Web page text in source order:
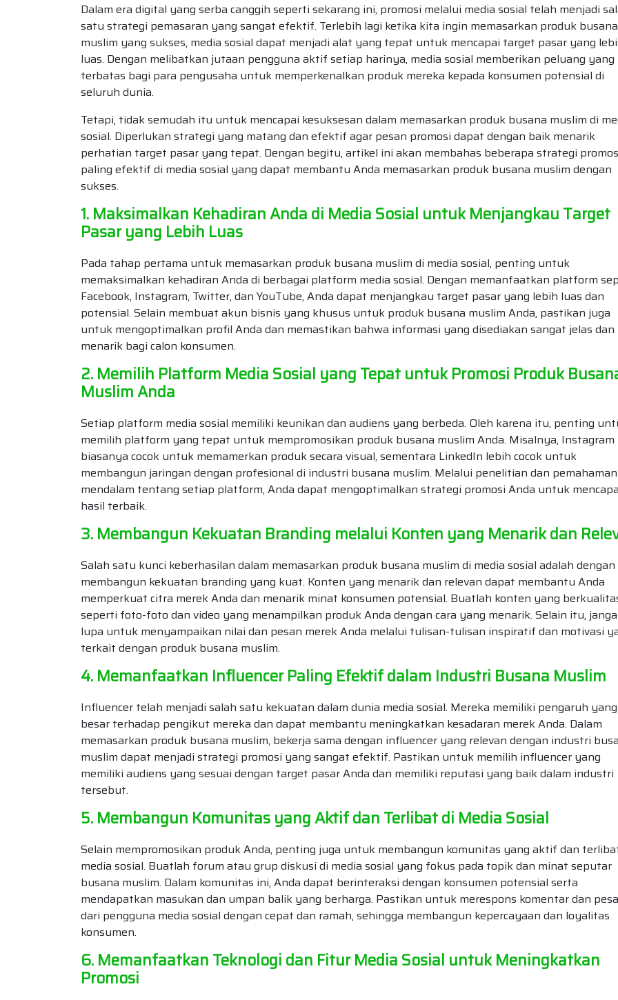
Dalam era digital yang serba canggih seperti sekarang ini, promosi melalui media sosial telah menjadi
satu strategi pemasaran yang sangat efektif. Terlebih lagi ketika kita ingin memasarkan produk busana
muslim yang sukses, media sosial dapat menjadi alat yang tepat untuk mencapai target pasar yang
luas. Dengan melibatkan jutaan pengguna aktif setiap harinya, media sosial memberikan peluang
terbatas bagi para pengusaha untuk memperkenalkan produk mereka kepada konsumen potensial di
seluruh dunia.
Tetapi, tidak semudah itu untuk mencapai kesuksesan dalam memasarkan produk busana muslim di
sosial. Diperlukan strategi yang matang dan efektif agar pesan promosi dapat dengan baik menarik
perhatian target pasar yang tepat. Dengan begitu, artikel ini akan membahas beberapa strategi
paling efektif di media sosial yang dapat membantu Anda memasarkan produk busana muslim dengan
sukses.
1. Maksimalkan Kehadiran Anda di Media Sosial untuk Menjangkau Target
Pasar yang Lebih Luas
Pada tahap pertama untuk memasarkan produk busana muslim di media sosial, penting untuk
memaksimalkan kehadiran Anda di berbagai platform media sosial. Dengan memanfaatkan platform
Facebook, Instagram, Twitter, dan YouTube, Anda dapat menjangkau target pasar yang lebih luas dan
potensial. Selain membuat akun bisnis yang khusus untuk produk busana muslim Anda, pastikan juga
untuk mengoptimalkan profil Anda dan memastikan bahwa informasi yang disediakan sangat jelas dan
menarik bagi calon konsumen.
2. Memilih Platform Media Sosial yang Tepat untuk Promosi Produk
Muslim Anda
Setiap platform media sosial memiliki keunikan dan audiens yang berbeda. Oleh karena itu, penting
memilih platform yang tepat untuk mempromosikan produk busana muslim Anda. Misalnya, Instagram
biasanya cocok untuk memamerkan produk secara visual, sementara LinkedIn lebih cocok untuk
membangun jaringan dengan profesional di industri busana muslim. Melalui penelitian dan pemahaman
mendalam tentang setiap platform, Anda dapat mengoptimalkan strategi promosi Anda untuk
hasil terbaik.
3. Membangun Kekuatan Branding melalui Konten yang Menarik dan
Salah satu kunci keberhasilan dalam memasarkan produk busana muslim di media sosial adalah dengan
membangun kekuatan branding yang kuat. Konten yang menarik dan relevan dapat membantu Anda
memperkuat citra merek Anda dan menarik minat konsumen potensial. Buatlah konten yang
seperti foto-foto dan video yang menampilkan produk Anda dengan cara yang menarik. Selain itu,
lupa untuk menyampaikan nilai dan pesan merek Anda melalui tulisan-tulisan inspiratif dan motivasi
terkait dengan produk busana muslim.
4. Memanfaatkan Influencer Paling Efektif dalam Industri Busana Muslim
Influencer telah menjadi salah satu kekuatan dalam dunia media sosial. Mereka memiliki pengaruh yang
besar terhadap pengikut mereka dan dapat membantu meningkatkan kesadaran merek Anda. Dalam
memasarkan produk busana muslim, bekerja sama dengan influencer yang relevan dengan industri
muslim dapat menjadi strategi promosi yang sangat efektif. Pastikan untuk memilih influencer yang
memiliki audiens yang sesuai dengan target pasar Anda dan memiliki reputasi yang baik dalam industri
tersebut.
5. Membangun Komunitas yang Aktif dan Terlibat di Media Sosial
Selain mempromosikan produk Anda, penting juga untuk membangun komunitas yang aktif dan
media sosial. Buatlah forum atau grup diskusi di media sosial yang fokus pada topik dan minat seputar
busana muslim. Dalam komunitas ini, Anda dapat berinteraksi dengan konsumen potensial serta
mendapatkan masukan dan umpan balik yang berharga. Pastikan untuk merespons komentar dan
dari pengguna media sosial dengan cepat dan ramah, sehingga membangun kepercayaan dan loyalitas
konsumen.
6. Memanfaatkan Teknologi dan Fitur Media Sosial untuk Meningkatkan
Promosi